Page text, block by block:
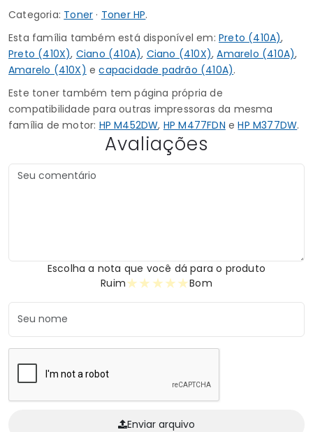
Categoria: Toner · Toner HP.
Esta família também está disponível em: Preto (410A),
Preto (410X), Ciano (410A), Ciano (410X),Amarelo (410A),
Amarelo (410X) ecapacidade padrão (410A).
Este toner também tem página própria de
compatibilidade para outras impressoras da mesma
família de motor: HP M452DW, HP M477FDN eHP M377DW.
Avaliações
Escolha a nota que você dá para o produto
Ruim
★
★
★
★
★ Bom
Enviar arquivo